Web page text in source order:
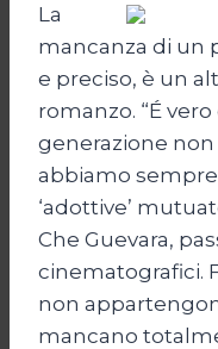
La
mancanza di un
e preciso, è un
romanzo. “É
generazione
abbiamo
‘adottive’
Che Guevara,
cinematografici.
non
mancano